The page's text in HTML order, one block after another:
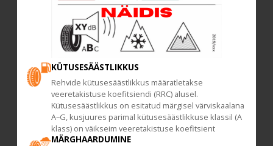
KÜTUSESÄÄSTLIKKUS
Rehvide kütusesäästlikkus määratletakse
veeretakistuse koefitsiendi (RRC) alusel.
Kütusesäästlikkus on esitatud märgisel värviskaalana
A–G, kusjuures parimal kütusesäästlikkuse klassil (A
klass) on väikseim veeretakistuse koefitsient
MÄRGHAARDUMINE